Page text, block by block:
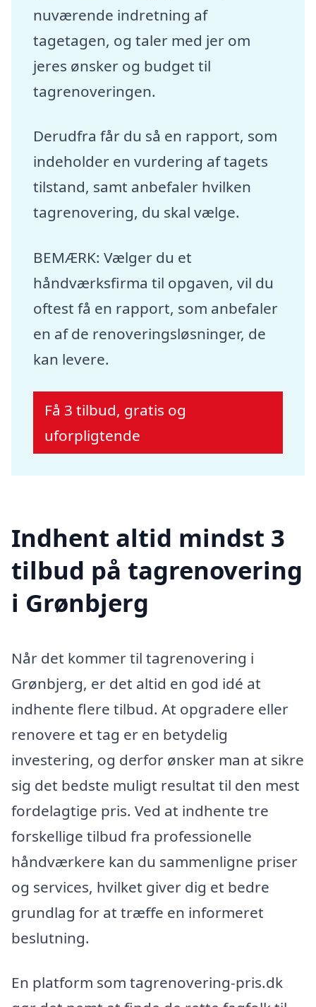
nuværende indretning af
tagetagen, og taler med jer om
jeres ønsker og budget til
tagrenoveringen.
Derudfra får du så en rapport, som
indeholder en vurdering af tagets
tilstand, samt anbefaler hvilken
tagrenovering, du skal vælge.
BEMÆRK: Vælger du et
håndværksfirma til opgaven, vil du
oftest få en rapport, som anbefaler
en af de renoveringsløsninger, de
kan levere.
Få 3 tilbud, gratis og
uforpligtende
Indhent altid mindst 3
tilbud på tagrenovering
i Grønbjerg
Når det kommer til tagrenovering i
Grønbjerg, er det altid en god idé at
indhente flere tilbud. At opgradere eller
renovere et tag er en betydelig
investering, og derfor ønsker man at sikre
sig det bedste muligt resultat til den mest
fordelagtige pris. Ved at indhente tre
forskellige tilbud fra professionelle
håndværkere kan du sammenligne priser
og services, hvilket giver dig et bedre
grundlag for at træffe en informeret
beslutning.
En platform som tagrenovering-pris.dk